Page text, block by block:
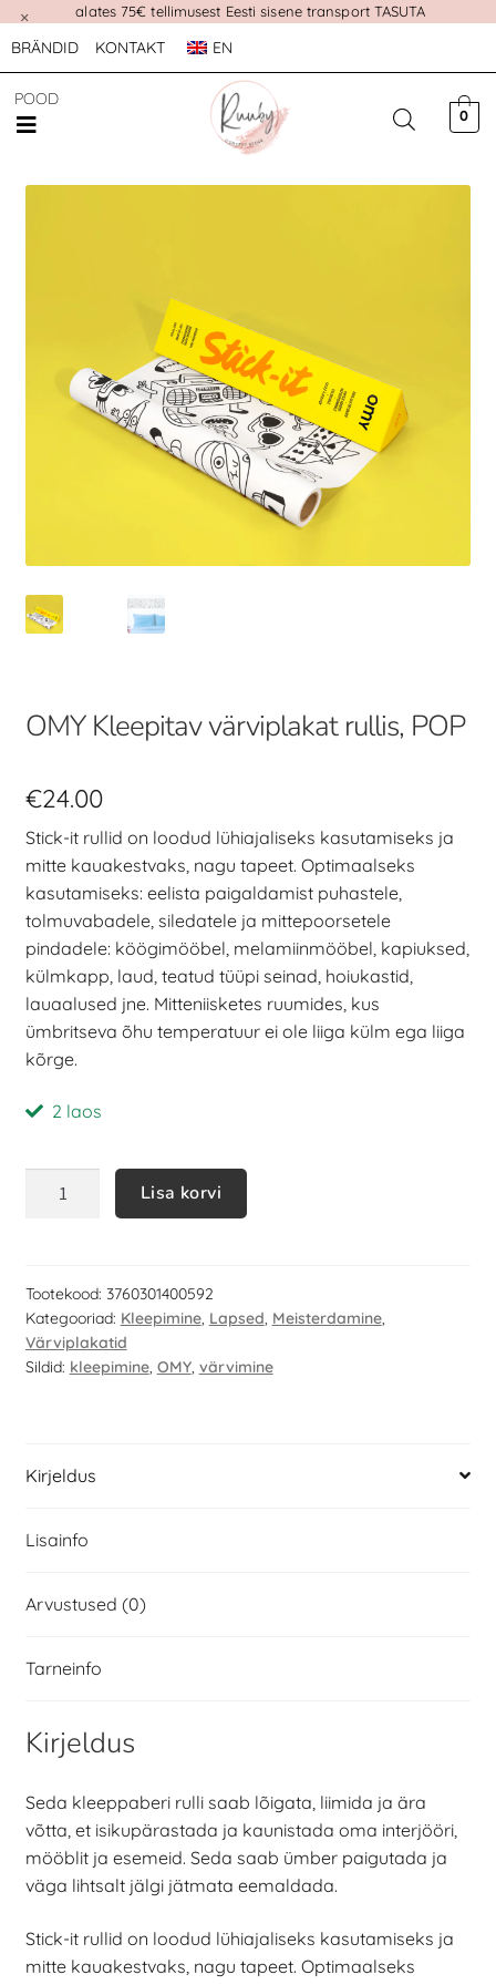
alates 75€ tellimusest Eesti sisene transport TASUTA
×
BRÄNDID KONTAKT EN
POOD
0
OMY Kleepitav värviplakat rullis, POP
€24.00
Stick-it rullid on loodud lühiajaliseks kasutamiseks ja
mitte kauakestvaks, nagu tapeet. Optimaalseks
kasutamiseks: eelista paigaldamist puhastele,
tolmuvabadele, siledatele ja mittepoorsetele
pindadele: köögimööbel, melamiinmööbel, kapiuksed,
külmkapp, laud, teatud tüüpi seinad, hoiukastid,
lauaalused jne. Mitteniisketes ruumides, kus
ümbritseva õhu temperatuur ei ole liiga külm ega liiga
kõrge.
2 laos
Lisa korvi
Tootekood: 3760301400592
Kategooriad: Kleepimine, Lapsed, Meisterdamine,
Värviplakatid
Sildid: kleepimine, OMY, värvimine
Kirjeldus
Lisainfo
Arvustused (0)
Tarneinfo
Kirjeldus
Seda kleeppaberi rulli saab lõigata, liimida ja ära
võtta, et isikupärastada ja kaunistada oma interjööri,
mööblit ja esemeid. Seda saab ümber paigutada ja
väga lihtsalt jälgi jätmata eemaldada.
Stick-it rullid on loodud lühiajaliseks kasutamiseks ja
mitte kauakestvaks, nagu tapeet. Optimaalseks